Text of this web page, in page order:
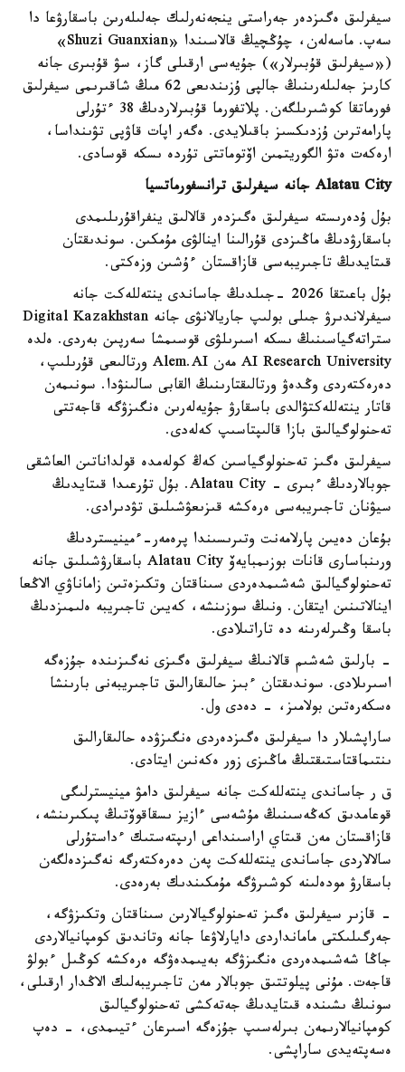
سيفرلىق ەگىزدەر جەراستى ينجەنەرلىك جەلىلەرىن باسقارۋعا دا
سەپ. ماسەلەن، چۇڭچيڭ قالاسىندا «Shuzi Guanxian»
(«سيفرلىق قۇبىرلار») جۇيەسى ارقىلى گاز، سۋ قۇبىرى جانە
كارىز جەلىلەرىنىڭ جالپى ۇزىندىعى 62 مىڭ شاقىرىمى سيفرلىق
فورماتقا كوشىرىلگەن. پلاتفورما قۇبىرلاردىڭ 38 ءتۇرلى
پارامەترىن ۇزدىكسىز باقىلايدى. ەگەر اپات قاۋپى تۋىنداسا،
ارەكەت ەتۋ الگوريتمىن اۆتوماتتى تۇردە ىسكە قوسادى.
Alatau City جانە سيفرلىق ترانسفورماتسيا
بۇل ۇدەرىستە سيفرلىق ەگىزدەر قالالىق ينفراقۇرىلىمدى
باسقارۋدىڭ ماڭىزدى قۇرالىنا اينالۋى مۇمكىن. سوندىقتان
قىتايدىڭ تاجىريبەسى قازاقستان ءۇشىن وزەكتى.
بۇل باعىتقا 2026 -جىلدىڭ جاساندى ينتەللەكت جانە
سيفرلاندىرۋ جىلى بولىپ جاريالانۋى جانە Digital Kazakhstan
ستراتەگياسىنىڭ ىسكە اسىرىلۋى قوسىمشا سەرپىن بەردى. ەلدە
AI Research University مەن Alem.AI ورتالىعى قۇرىلىپ،
دەرەكتەردى وڭدەۋ ورتالىقتارىنىڭ القابى سالىنۋدا. سونىمەن
قاتار ينتەللەكتۋالدى باسقارۋ جۇيەلەرىن ەنگىزۋگە قاجەتتى
تەحنولوگيالىق بازا قالىپتاسىپ كەلەدى.
سيفرلىق ەگىز تەحنولوگياسىن كەڭ كولەمدە قولداناتىن العاشقى
جوبالاردىڭ ءبىرى - Alatau City. بۇل تۇرعىدا قىتايدىڭ
سيۋنان تاجىريبەسى ەرەكشە قىزىعۋشىلىق تۋدىرادى.
بۇعان دەيىن پارلامەنت وتىرىسىندا پرەمەر-ءمينيستردىڭ
ورىنباسارى قانات بوزىمبايەۆ Alatau City باسقارۋشىلىق جانە
تەحنولوگيالىق شەشىمدەردى سىناقتان وتكىزەتىن زاماناۋي الاڭعا
اينالاتىنىن ايتقان. ونىڭ سوزىنشە، كەيىن تاجىريبە ەلىمىزدىڭ
باسقا وڭىرلەرىنە دە تاراتىلادى.
- بارلىق شەشىم قالانىڭ سيفرلىق ەگىزى نەگىزىندە جۇزەگە
اسىرىلادى. سوندىقتان ءبىز حالىقارالىق تاجىريبەنى بارىنشا
ەسكەرەتىن بولامىز، - دەدى ول.
ساراپشىلار دا سيفرلىق ەگىزدەردى ەنگىزۋدە حالىقارالىق
ىنتىماقتاستىقتىڭ ماڭىزى زور ەكەنىن ايتادى.
ق ر جاساندى ينتەللەكت جانە سيفرلىق دامۋ مينيسترلىگى
قوعامدىق كەڭەسىنىڭ مۇشەسى ءازيز ىسقاقوۆتىڭ پىكىرىنشە،
قازاقستان مەن قىتاي اراسىنداعى ارىپتەستىك ءداستۇرلى
سالالاردى جاساندى ينتەللەكت پەن دەرەكتەرگە نەگىزدەلگەن
باسقارۋ مودەلىنە كوشىرۋگە مۇمكىندىك بەرەدى.
- قازىر سيفرلىق ەگىز تەحنولوگيالارىن سىناقتان وتكىزۋگە،
جەرگىلىكتى مامانداردى دايارلاۋعا جانە وتاندىق كومپانيالاردى
جاڭا شەشىمدەردى ەنگىزۋگە بەيىمدەۋگە ەرەكشە كوڭىل ءبولۋ
قاجەت. مۇنى پيلوتتىق جوبالار مەن تاجىريبەلىك الاڭدار ارقىلى،
سونىڭ ىشىندە قىتايدىڭ جەتەكشى تەحنولوگيالىق
كومپانيالارىمەن بىرلەسىپ جۇزەگە اسىرعان ءتيىمدى، - دەپ
ەسەپتەيدى ساراپشى.